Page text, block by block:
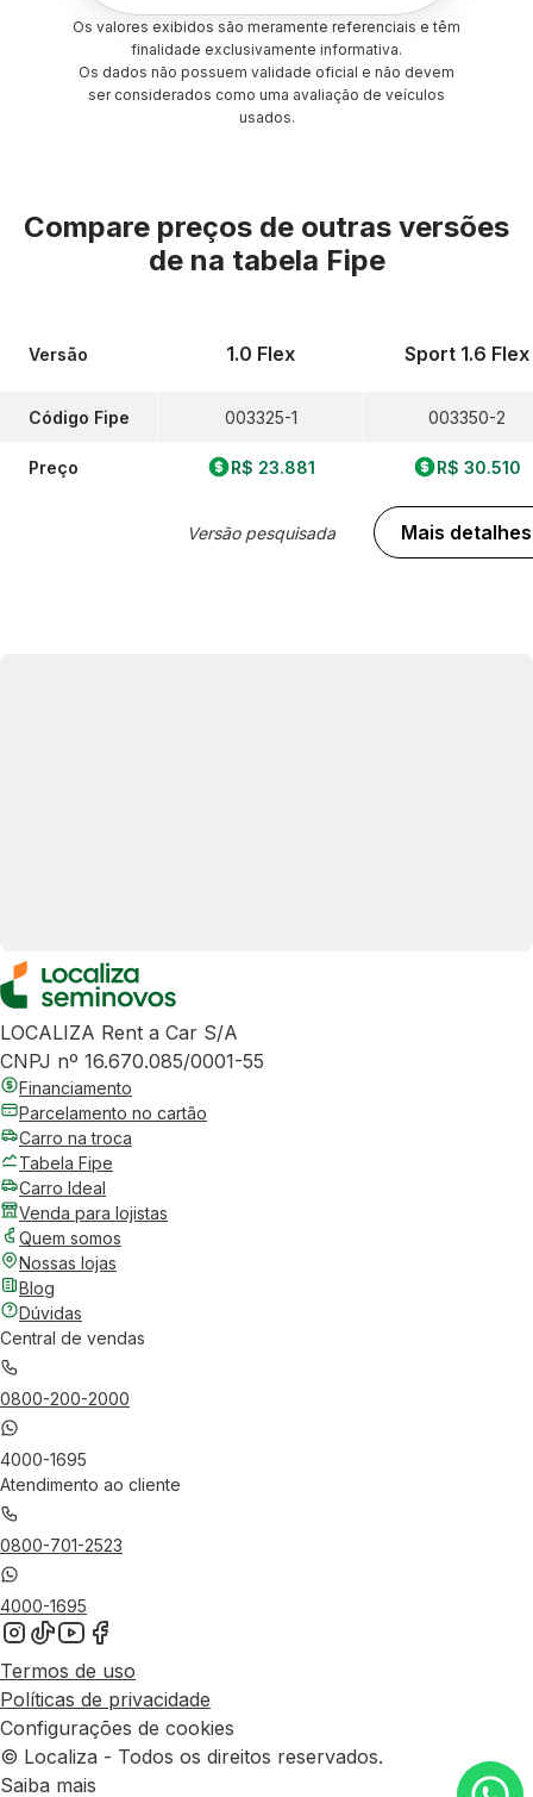
Os valores exibidos são meramente referenciais e têm
finalidade exclusivamente informativa.
Os dados não possuem validade oficial e não devem
ser considerados como uma avaliação de veículos
usados.
Compare preços de outras versões
de na tabela Fipe
Versão
Código Fipe
Preço
1.0 Flex
003325-1
R$ 23.881
Versão pesquisada
Sport 1.6 Flex
003350-2
R$ 30.510
Mais detalhes
LOCALIZA Rent a Car S/A
CNPJ nº 16.670.085/0001-55
Financiamento
Parcelamento no cartão
Carro na troca
Tabela Fipe
Carro Ideal
Venda para lojistas
Quem somos
Nossas lojas
Blog
Dúvidas
Central de vendas
0800-200-2000
4000-1695
Atendimento ao cliente
0800-701-2523
4000-1695
Termos de uso
Políticas de privacidade
Configurações de cookies
© Localiza - Todos os direitos reservados.
Saiba mais